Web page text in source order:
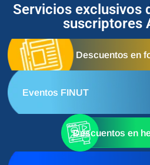
Servicios exclusivos
suscriptores
Descuentos en
Eventos FINUT
Descuentos en